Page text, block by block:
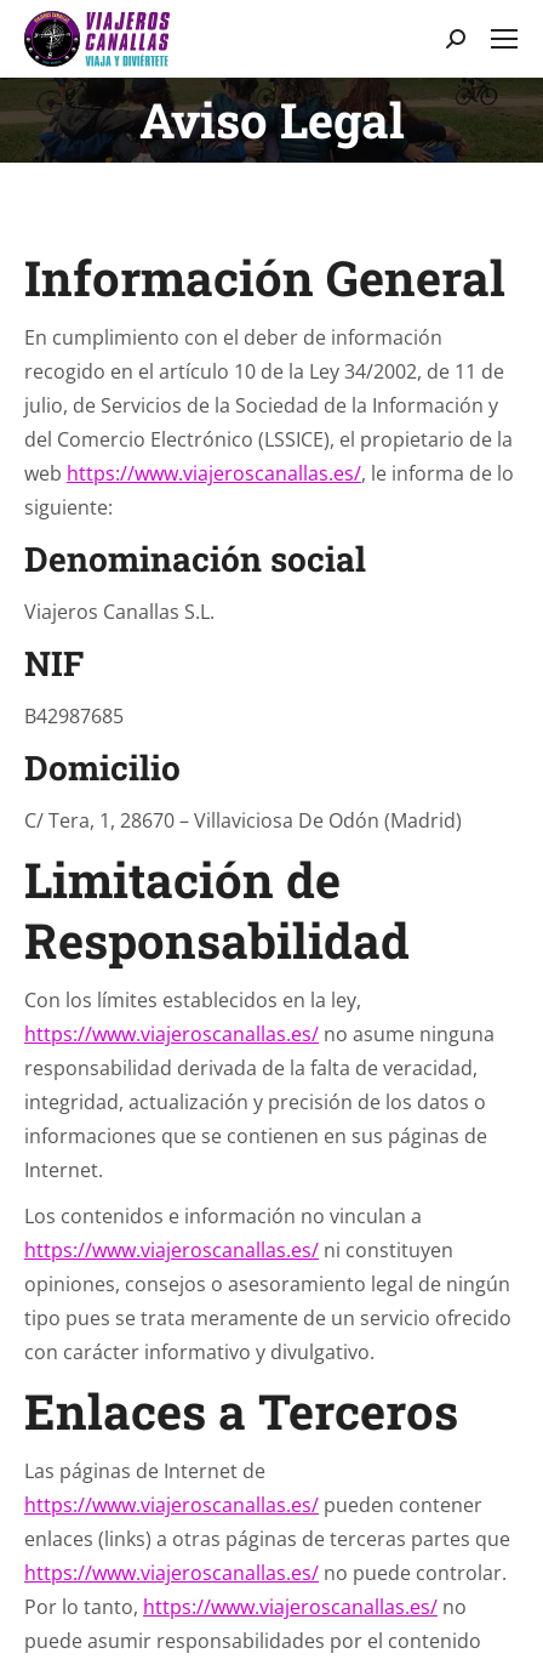
Buscar:
Aviso Legal
Estás aquí:
Información General
En cumplimiento con el deber de información
recogido en el artículo 10 de la Ley 34/2002, de 11 de
julio, de Servicios de la Sociedad de la Información y
del Comercio Electrónico (LSSICE), el propietario de la
web https://www.viajeroscanallas.es/, le informa de lo
siguiente:
Denominación social
Viajeros Canallas S.L.
NIF
B42987685
Domicilio
C/ Tera, 1, 28670 – Villaviciosa De Odón (Madrid)
Limitación de
Responsabilidad
Con los límites establecidos en la ley,
https://www.viajeroscanallas.es/ no asume ninguna
responsabilidad derivada de la falta de veracidad,
integridad, actualización y precisión de los datos o
informaciones que se contienen en sus páginas de
Internet.
Los contenidos e información no vinculan a
https://www.viajeroscanallas.es/ ni constituyen
opiniones, consejos o asesoramiento legal de ningún
tipo pues se trata meramente de un servicio ofrecido
con carácter informativo y divulgativo.
Enlaces a Terceros
Las páginas de Internet de
https://www.viajeroscanallas.es/ pueden contener
enlaces (links) a otras páginas de terceras partes que
https://www.viajeroscanallas.es/ no puede controlar.
Por lo tanto, https://www.viajeroscanallas.es/ no
puede asumir responsabilidades por el contenido